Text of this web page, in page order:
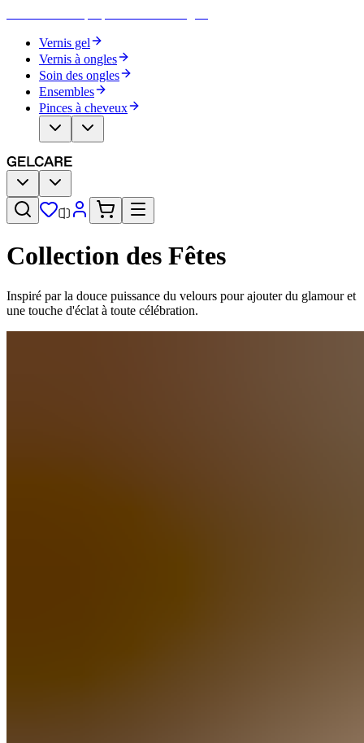
Vernis gel
Vernis à ongles
Soin des ongles
Ensembles
Pinces à cheveux
Collection des Fêtes
Inspiré par la douce puissance du velours pour ajouter du glamour et
une touche d'éclat à toute célébration.